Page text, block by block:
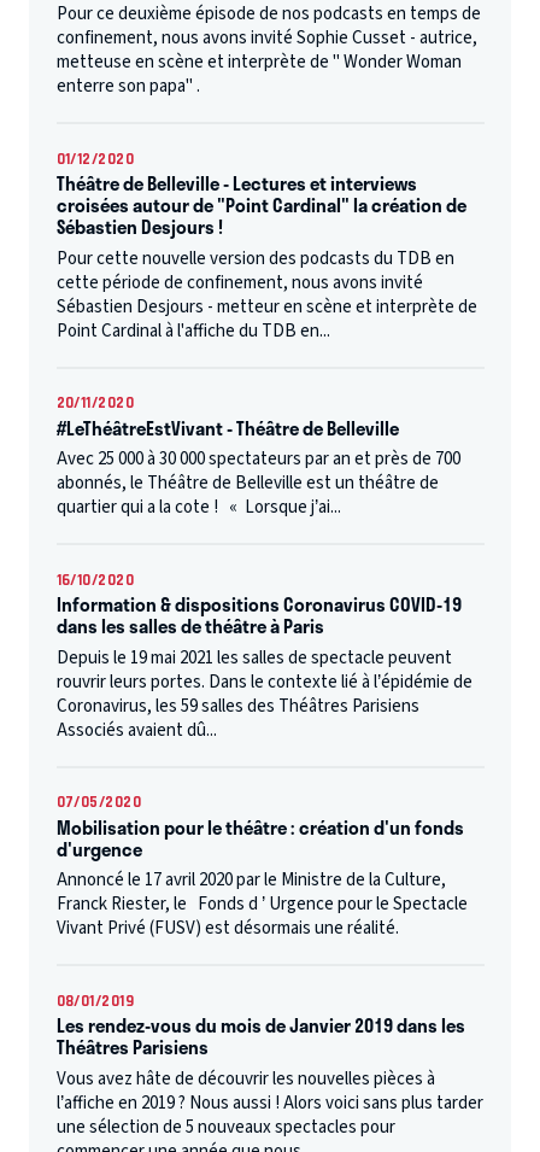
Pour ce deuxième épisode de nos podcasts en temps de
confinement, nous avons invité Sophie Cusset - autrice,
metteuse en scène et interprète de " Wonder Woman
enterre son papa" .
01/12/2020
Théâtre de Belleville - Lectures et interviews
croisées autour de "Point Cardinal" la création de
Sébastien Desjours !
Pour cette nouvelle version des podcasts du TDB en
cette période de confinement, nous avons invité
Sébastien Desjours - metteur en scène et interprète de
Point Cardinal à l'affiche du TDB en...
20/11/2020
#LeThéâtreEstVivant - Théâtre de Belleville
Avec 25 000 à 30 000 spectateurs par an et près de 700
abonnés, le Théâtre de Belleville est un théâtre de
quartier qui a la cote ! « Lorsque j’ai...
16/10/2020
Information & dispositions Coronavirus COVID-19
dans les salles de théâtre à Paris
Depuis le 19 mai 2021 les salles de spectacle peuvent
rouvrir leurs portes. Dans le contexte lié à l’épidémie de
Coronavirus, les 59 salles des Théâtres Parisiens
Associés avaient dû...
07/05/2020
Mobilisation pour le théâtre : création d'un fonds
d'urgence
Annoncé le 17 avril 2020 par le Ministre de la Culture,
Franck Riester, le Fonds d ’ Urgence pour le Spectacle
Vivant Privé (FUSV) est désormais une réalité.
08/01/2019
Les rendez-vous du mois de Janvier 2019 dans les
Théâtres Parisiens
Vous avez hâte de découvrir les nouvelles pièces à
l’affiche en 2019 ? Nous aussi ! Alors voici sans plus tarder
une sélection de 5 nouveaux spectacles pour